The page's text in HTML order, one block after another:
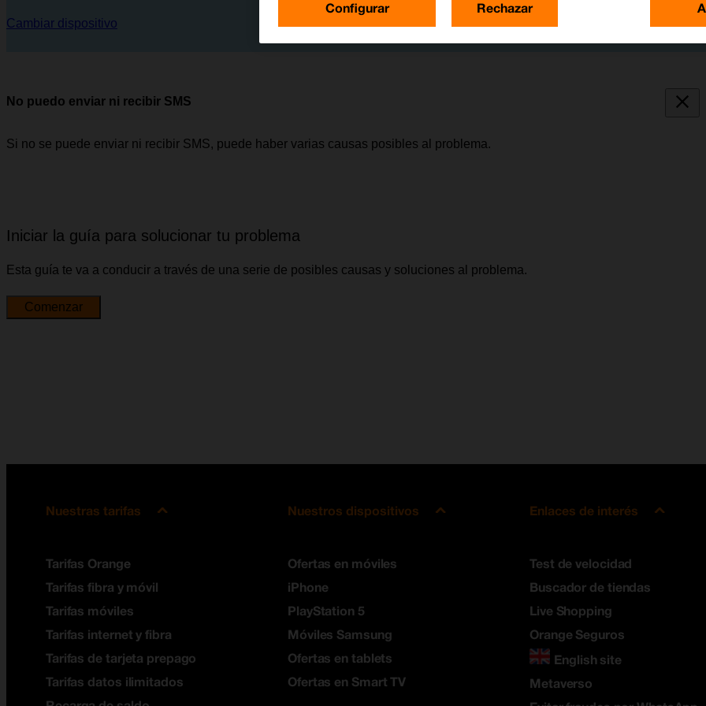
Cambiar dispositivo
No puedo enviar ni recibir SMS
Si no se puede enviar ni recibir SMS, puede haber varias causas posibles al problema.
Iniciar la guía para solucionar tu problema
Esta guía te va a conducir a través de una serie de posibles causas y soluciones al problema.
Comenzar
Nuestras tarifas
Tarifas Orange
Tarifas fibra y móvil
Tarifas móviles
Tarifas internet y fibra
Tarifas de tarjeta prepago
Tarifas datos ilimitados
Nuestros dispositivos
Ofertas en móviles
iPhone
PlayStation 5
Móviles Samsung
Ofertas en tablets
Ofertas en Smart TV
Enlaces de interés
Test de velocidad
Buscador de tiendas
Live Shopping
Orange Seguros
English site
Metaverso
Configurar Rechazar